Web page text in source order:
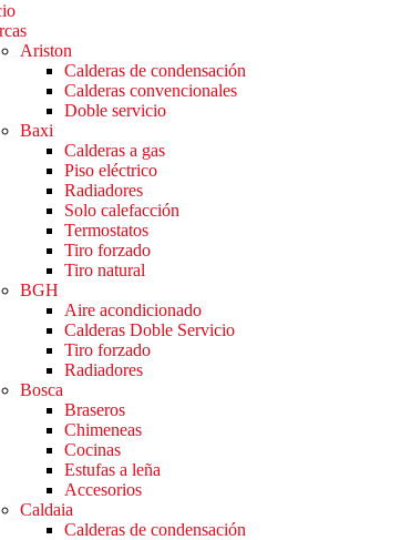
Ariston
Calderas de condensación
Calderas convencionales
Doble servicio
Baxi
Calderas a gas
Piso eléctrico
Radiadores
Solo calefacción
Termostatos
Tiro forzado
Tiro natural
BGH
Aire acondicionado
Calderas Doble Servicio
Tiro forzado
Radiadores
Bosca
Braseros
Chimeneas
Cocinas
Estufas a leña
Accesorios
Caldaia
Calderas de condensación